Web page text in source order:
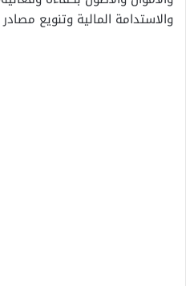
والاستدامة المالية وتنويع